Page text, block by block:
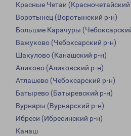
Красные Четаи (Красночетайский
Воротынец (Воротынский р-н)
Большие Карачуры
Важуково (Чебоксарский р-н)
Шакулово (Канашский р-н)
Аликово (Аликовский р-н)
Атлашево (Чебоксарский р-н)
Батырево (Батыревский р-н)
Вурнары (Вурнарский р-н)
Ибреси (Ибресинский р-н)
Канаш